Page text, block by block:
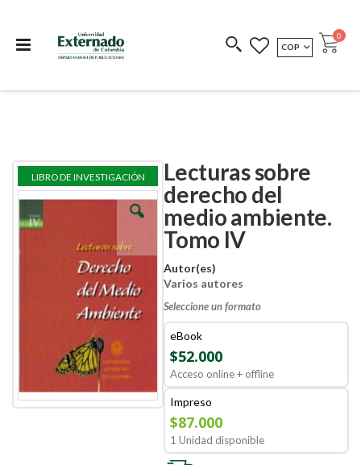
COEDICIONES REDIMIR CÓDIGO
MONEDA
COP Cart
0
Lecturas sobre
derecho del
medio ambiente.
Tomo IV
Autor(es)
Varios autores
Seleccione un formato
eBook
$52.000
Acceso online + offline
Impreso
$87.000
1 Unidad disponible
Skip
of
images
Skip
of
images
LIBRO DE INVESTIGACIÓN